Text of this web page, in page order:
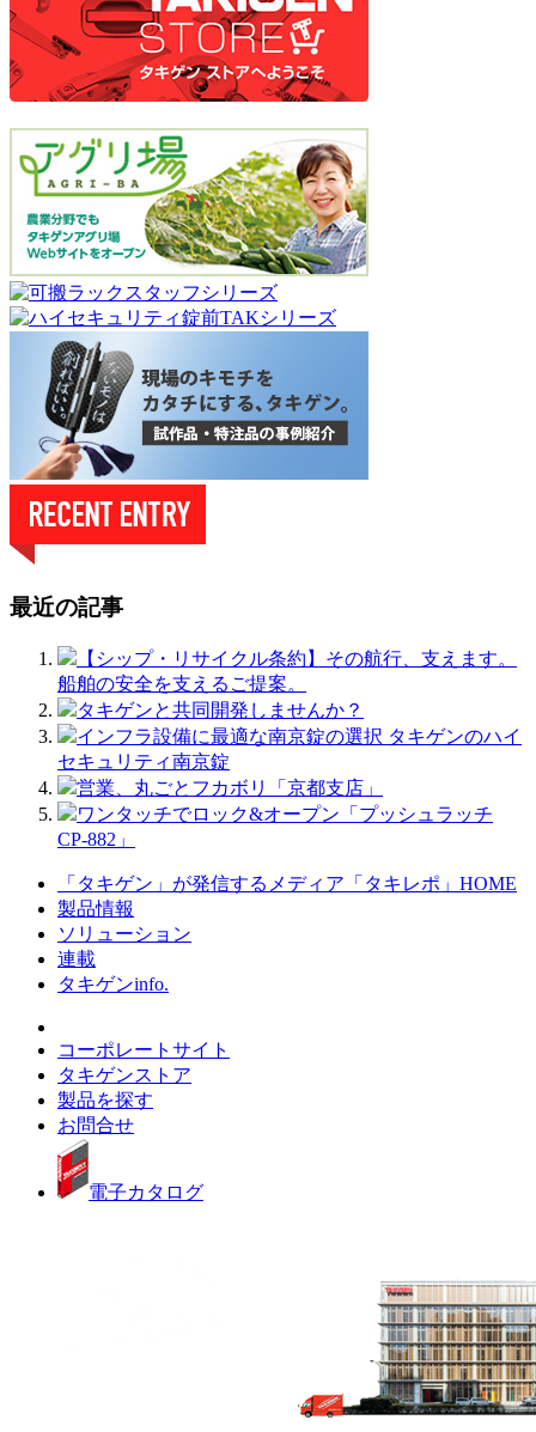
最近の記事
【シップ・リサイクル条約】その航行、支えます。
船舶の安全を支えるご提案。
タキゲンと共同開発しませんか？
インフラ設備に最適な南京錠の選択 タキゲンのハイ
セキュリティ南京錠
営業、丸ごとフカボリ「京都支店」
ワンタッチでロック&オープン「プッシュラッチ
CP-882」
「タキゲン」が発信するメディア「タキレポ」HOME
製品情報
ソリューション
連載
タキゲンinfo.
コーポレートサイト
タキゲンストア
製品を探す
お問合せ
電子カタログ